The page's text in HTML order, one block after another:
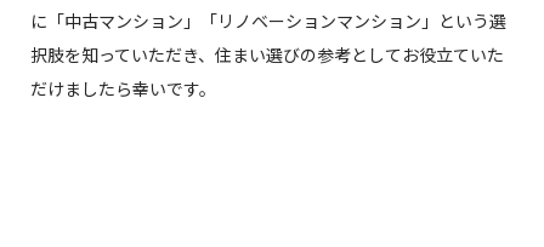
に「中古マンション」「リノベーションマンション」という選
択肢を知っていただき、住まい選びの参考としてお役立ていた
だけましたら幸いです。